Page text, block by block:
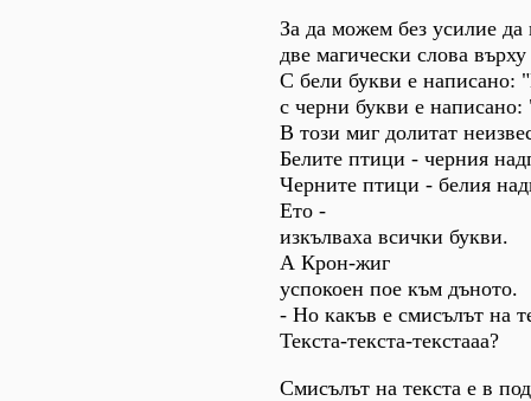
За да можем без усилие да
две магически слова
С бели букви е написано:
с черни букви е
В този миг долитат
Белите птици - черния
Черните птици - белия
Ето -
изкълваха всички букви.
А Крон-жиг
успокоен пое към дъното.
- Но какъв е смисълът на
Текста-текста-текстааа?
Смисълът на текста е в